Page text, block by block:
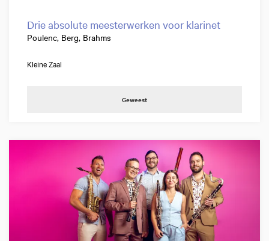
Drie absolute meesterwerken voor klarinet
Poulenc, Berg, Brahms
Kleine Zaal
Geweest